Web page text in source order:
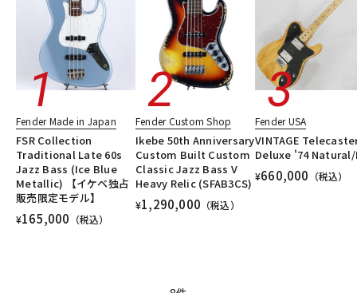
アンプ エフェクター
DTM オンライン納品 レコーディング機器
配信/ライブ機器
エレキギター/ジャガー・JGタイプ
エレキギター/ムスタング・MGタイプ
エレキギター/#American Vintage II
エレキギター/#American Ultra
エレキギター/#American Professional
エレキギター/#American Professional II
エレキギター/#American Performer
ベース
ギターアンプ・ベースアンプ
エフェクター
楽器アクセサリ
ユーズド
ヴィンテージ ALL
Fender Made in Japan
FSR Collection
Traditional Late 60s
Jazz Bass (Ice Blue
Metallic) 【イケベ独占
販売限定モデル】
¥165,000 （税込）
Fender Custom Shop
Ikebe 50th Anniversary
Custom Built Custom
Classic Jazz Bass V
Heavy Relic (SFAB3CS)
¥1,290,000 （税込）
Fender USA
VINTAGE
Deluxe '74
¥660,000 （税込）